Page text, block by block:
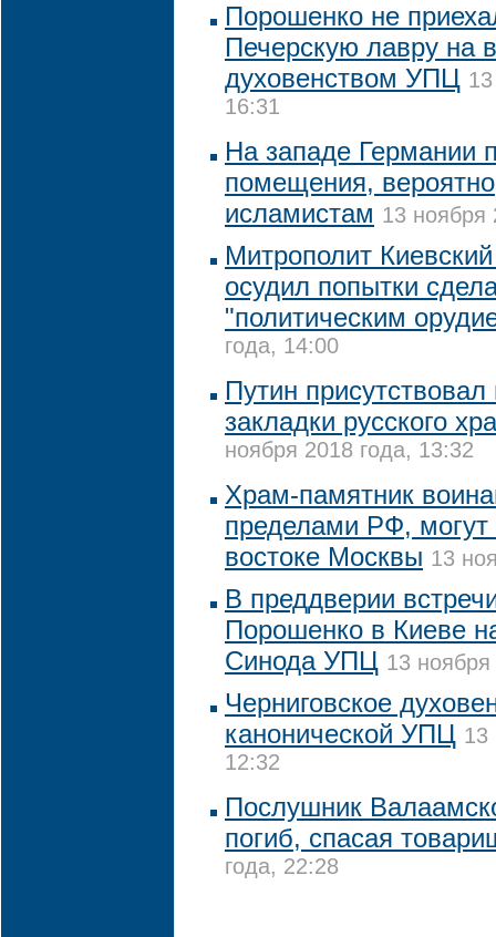
Порошенко не
Печерскую лавру на
духовенством УПЦ
16:31
На западе Германии
помещения,
исламистам 13 ноября
Митрополит
осудил попытки
"политическим
года, 14:00
Путин
закладки русского
ноября 2018 года, 13:32
Храм-памятник
пределами РФ, могут
востоке Москвы 13
В преддверии
Порошенко в Киеве
Синода УПЦ 13
Черниговское
канонической УПЦ 13
12:32
Послушник
погиб, спасая
года, 22:28